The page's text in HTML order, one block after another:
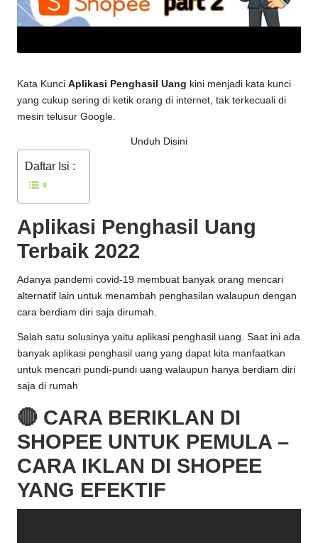
Kata Kunci Aplikasi Penghasil Uang kini menjadi kata kunci
yang cukup sering di ketik orang di internet, tak terkecuali di
mesin telusur Google.
Unduh Disini
Daftar Isi :
Aplikasi Penghasil Uang
Terbaik 2022
Adanya pandemi covid-19 membuat banyak orang mencari
alternatif lain untuk menambah penghasilan walaupun dengan
cara berdiam diri saja dirumah.
Salah satu solusinya yaitu aplikasi penghasil uang. Saat ini ada
banyak aplikasi penghasil uang yang dapat kita manfaatkan
untuk mencari pundi-pundi uang walaupun hanya berdiam diri
saja di rumah
🔴 CARA BERIKLAN DI
SHOPEE UNTUK PEMULA –
CARA IKLAN DI SHOPEE
YANG EFEKTIF